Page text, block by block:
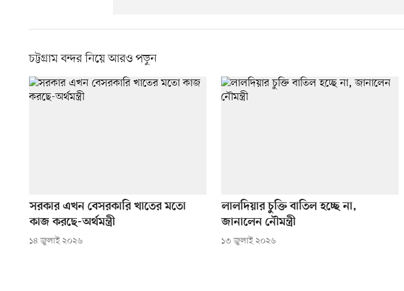
চট্টগ্রাম বন্দর নিয়ে আরও পড়ুন
সরকার এখন বেসরকারি খাতের মতো
কাজ করছে-অর্থমন্ত্রী
১৪ জুলাই ২০২৬
লালদিয়ার চুক্তি বাতিল হচ্ছে না,
জানালেন নৌমন্ত্রী
১৩ জুলাই ২০২৬